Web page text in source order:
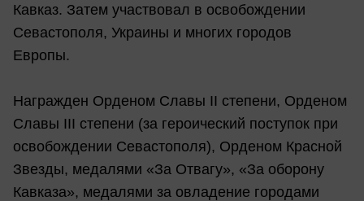
Кавказ. Затем участвовал в освобождении
Севастополя, Украины и многих городов
Европы.
Награжден Орденом Славы II степени, Орденом
Славы III степени (за героический поступок при
освобождении Севастополя), Орденом Красной
Звезды, медалями «За Отвагу», «За оборону
Кавказа», медалями за овладение городами